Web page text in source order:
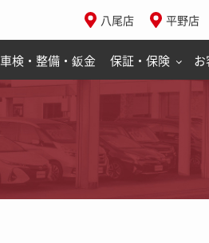
八尾店 平野店
車検・整備・鈑金 保証・保険